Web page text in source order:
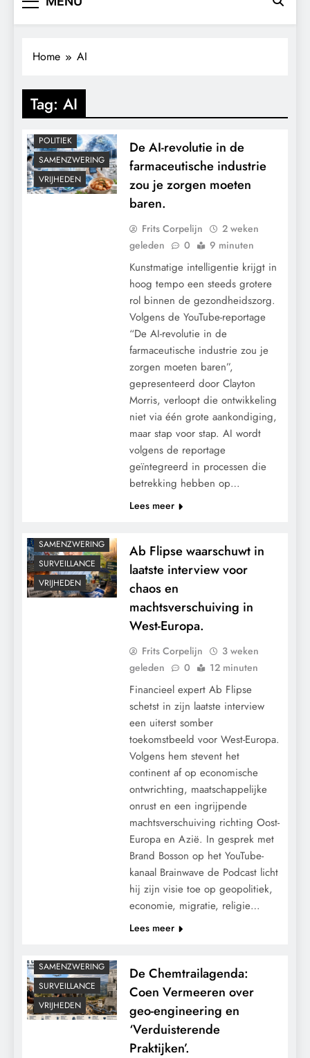
Home AI
Tag: AI
CONTROLE
KALENDER 2030
MEDISCH
PANDEMIE
POLITIEK
SAMENZWERING
VRIJHEDEN
De AI-revolutie in de
farmaceutische industrie
zou je zorgen moeten
baren.
Frits Corpelijn
2 weken
geleden
0 9 minuten
Kunstmatige intelligentie krijgt in
hoog tempo een steeds grotere
rol binnen de gezondheidszorg.
Volgens de YouTube-reportage
“De AI-revolutie in de
farmaceutische industrie zou je
zorgen moeten baren”,
gepresenteerd door Clayton
Morris, verloopt die ontwikkeling
niet via één grote aankondiging,
maar stap voor stap. AI wordt
volgens de reportage
geïntegreerd in processen die
betrekking hebben op…
Lees meer
SAMENZWERING
SURVEILLANCE
VRIJHEDEN
Ab Flipse waarschuwt in
laatste interview voor
chaos en
machtsverschuiving in
West-Europa.
Frits Corpelijn
3 weken
geleden
0 12 minuten
Financieel expert Ab Flipse
schetst in zijn laatste interview
een uiterst somber
toekomstbeeld voor West-Europa.
Volgens hem stevent het
continent af op economische
ontwrichting, maatschappelijke
onrust en een ingrijpende
machtsverschuiving richting Oost-
Europa en Azië. In gesprek met
Brand Bosson op het YouTube-
kanaal Brainwave de Podcast licht
hij zijn visie toe op geopolitiek,
economie, migratie, religie…
Lees meer
SAMENZWERING
SURVEILLANCE
VRIJHEDEN
De Chemtrailagenda:
Coen Vermeeren over
geo-engineering en
‘Verduisterende
Praktijken’.